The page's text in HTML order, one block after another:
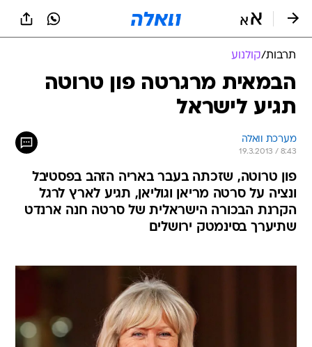
תרבות/קולנוע
הבמאית מרגרטה פון טרוטה
תגיע לישראל
מערכת וואלה
19.3.2013 / 8:43
פון טרוטה, שזכתה בעבר באריה הזהב בפסטיבל
ונציה על סרטה מריאן וגוליאן, תגיע לארץ לרגל
הקרנת הבכורה הישראלית של סרטה חנה ארנדט
שתיערך בסינמטק ירושלים